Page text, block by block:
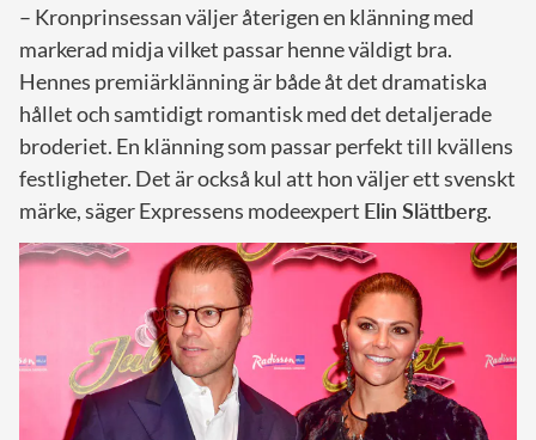
– Kronprinsessan väljer återigen en klänning med
markerad midja vilket passar henne väldigt bra.
Hennes premiärklänning är både åt det dramatiska
hållet och samtidigt romantisk med det detaljerade
broderiet. En klänning som passar perfekt till kvällens
festligheter. Det är också kul att hon väljer ett svenskt
märke, säger Expressens modeexpert Elin Slättberg.